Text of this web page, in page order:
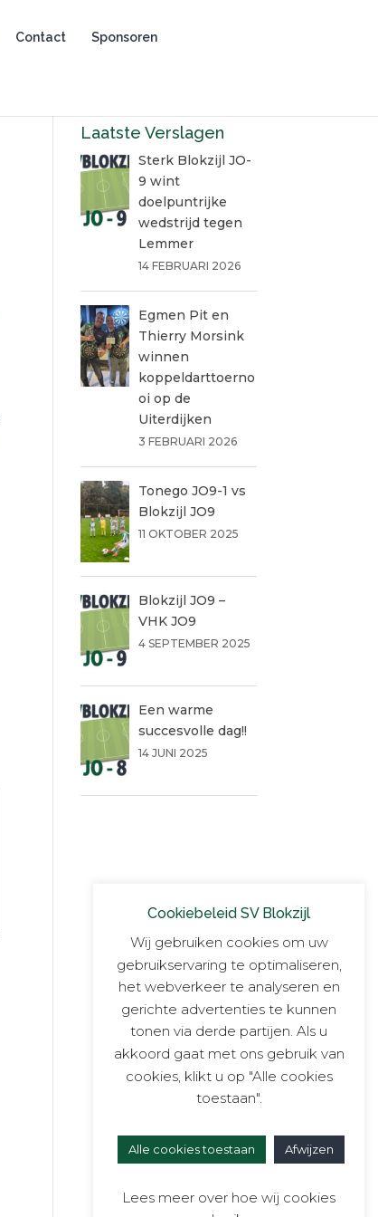
Contact Sponsoren
Laatste Verslagen
Sterk Blokzijl JO-
9 wint
doelpuntrijke
wedstrijd tegen
Lemmer
14 FEBRUARI 2026
Egmen Pit en
Thierry Morsink
winnen
koppeldarttoerno
oi op de
Uiterdijken
3 FEBRUARI 2026
Tonego JO9-1 vs
Blokzijl JO9
11 OKTOBER 2025
Blokzijl JO9 –
VHK JO9
4 SEPTEMBER 2025
Een warme
succesvolle dag!!
14 JUNI 2025
Cookiebeleid SV Blokzijl
Wij gebruiken cookies om uw
gebruikservaring te optimaliseren,
het webverkeer te analyseren en
gerichte advertenties te kunnen
tonen via derde partijen. Als u
akkoord gaat met ons gebruik van
cookies, klikt u op "Alle cookies
toestaan".
Alle cookies toestaan Afwijzen
Lees meer over hoe wij cookies